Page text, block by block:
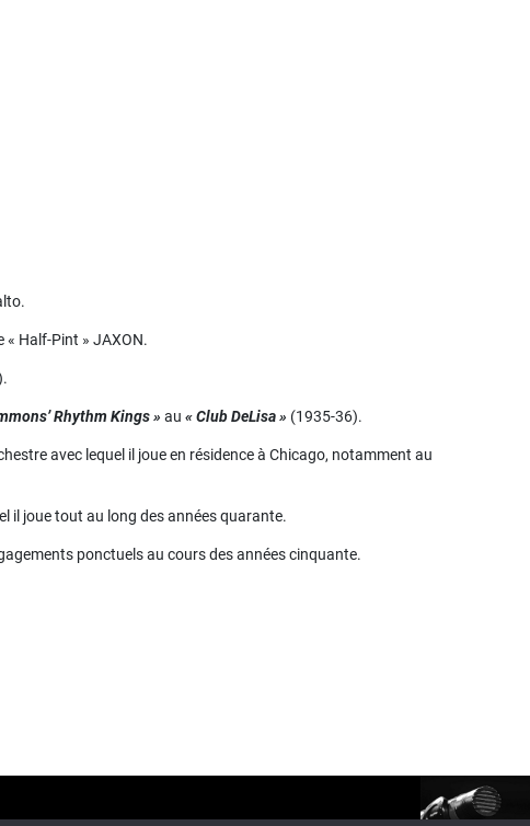
« Half-Pint » JAXON.
Rhythm Kings » au « Club DeLisa » (1935-36).
avec lequel il joue en résidence à Chicago, notamment au
il joue tout au long des années quarante.
ponctuels au cours des années cinquante.